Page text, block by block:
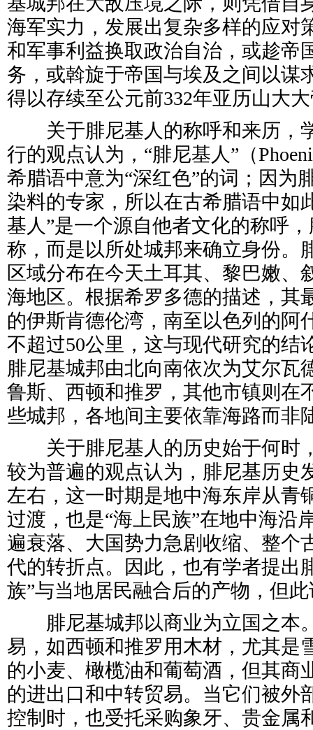
海军实力，发展出复杂多样的应对
和军事利益换取政治自治，或趁帝
务，或斡旋于帝国与埃及之间以谋
得以存续至公元前332年亚历山大
关于腓尼基人的称呼和来历，
行的观点认为，“腓尼基人”（
希腊语中意为“深红色”的词；因为
染料的专家，所以在古希腊语中如
基人”是一个源自他者文化的称呼
称，而是以所处城邦来确立身份。
区域分布在今天土耳其、黎巴嫩、
海地区。根据希罗多德的描述，其
的伊斯肯德伦湾，南至以色列的阿
不超过50公里，这与现代研究的结
腓尼基城邦由北向南依次为艾尔瓦
鲁斯、西顿和推罗，其他市镇则在
些城邦，各地间主要依靠海路而非
关于腓尼基人的历史始于何时
较为普遍的观点认为，腓尼基历史
左右，这一时期是地中海东岸从青
过渡，也是“海上民族”在地中海沿
遍衰落、大国势力急剧收缩、整个
代的转折点。因此，也有学者提出
族”与当地居民融合后的产物，但
腓尼基城邦以商业为立国之本
易，如西顿和推罗用木材，尤其是
的小麦、橄榄油和葡萄酒，但其商
的进出口和中转贸易。当它们被外
控制时，也受托采购象牙、贵金属